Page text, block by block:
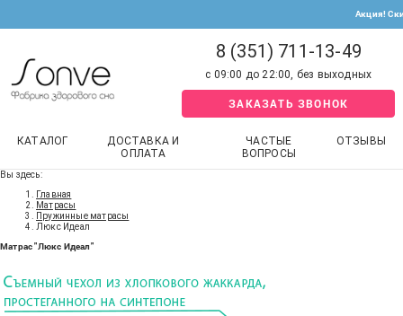
Акция!
КАТАЛОГ
ДОСТАВКА И
ОПЛАТА
ЧАСТЫЕ
ВОПРОСЫ
ОТЗЫВЫ
8 (351) 711-13-49
с 09:00 до 22:00, без выходных
ЗАКАЗАТЬ ЗВОНОК
Вы здесь:
Главная
Матрасы
Пружинные матрасы
Люкс Идеал
Матрас "Люкс Идеал"